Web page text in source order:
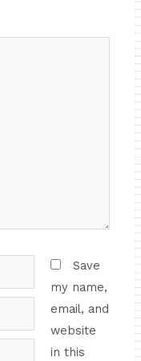
Save
my name,
email, and
website
in this